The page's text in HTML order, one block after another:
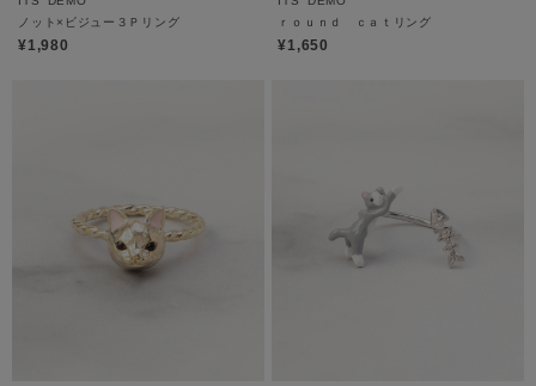
ノット×ビジュー３Ｐリング
¥1,980
ｒｏｕｎｄ ｃａｔリング
¥1,650